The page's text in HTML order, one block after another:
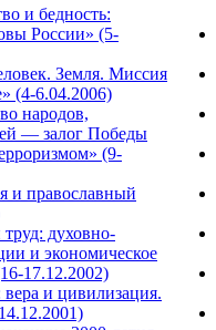
и бедность:
России» (5-
Земля. Миссия
(4-6.04.2006)
народов,
— залог Победы
(9-
и православный
духовно-
и экономическое
17.12.2002)
и цивилизация.